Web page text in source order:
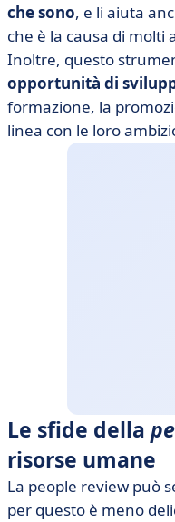
che sono, e li aiuta
che è la causa di molti
Inoltre, questo
opportunità di
formazione, la
linea con le loro
Le sfide della
risorse umane
La people review può
per questo è meno